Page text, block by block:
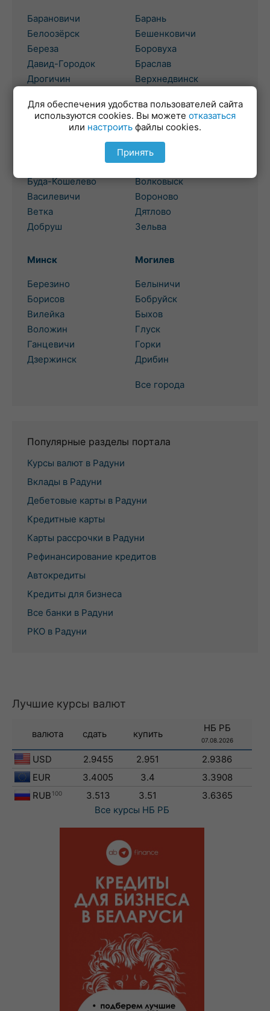
Барановичи
Белоозёрск
Береза
Давид-Городок
Дрогичин
Барань
Бешенковичи
Боровуха
Браслав
Верхнедвинск
Буда-Кошелево
Василевичи
Ветка
Добруш
Гродно
Бол. Берестовица
Боровики
Волковыск
Вороново
Дятлово
Зельва
Минск
Березино
Борисов
Вилейка
Воложин
Ганцевичи
Дзержинск
Могилев
Белыничи
Бобруйск
Быхов
Глуск
Горки
Дрибин
Все города
Популярные разделы портала
Курсы валют в Радуни
Вклады в Радуни
Дебетовые карты в Радуни
Кредитные карты
Карты рассрочки в Радуни
Рефинансирование кредитов
Автокредиты
Кредиты для бизнеса
Все банки в Радуни
РКО в Радуни
Лучшие курсы валют
валюта сдать купить
НБ РБ
07.08.2026
USD 2.9455 2.951
2.9386
EUR
3.4005 3.4
3.3908
RUB 100 3.513 3.51
3.6365
Все курсы НБ РБ
Для обеспечения удобства пользователей сайта
используются cookies. Вы можете отказаться
или настроить файлы cookies.
Принять